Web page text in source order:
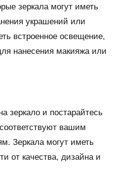
зеркала могут иметь
украшений или
встроенное освещение,
нанесения макияжа или
зеркало и постарайтесь
вашим
Зеркала могут иметь
от качества, дизайна и